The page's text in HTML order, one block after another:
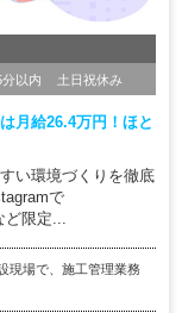
以内 土日祝休み
月給26.4万円！ほと
い環境づくりを徹底
で
ど限定...
現場で、施工管理業務